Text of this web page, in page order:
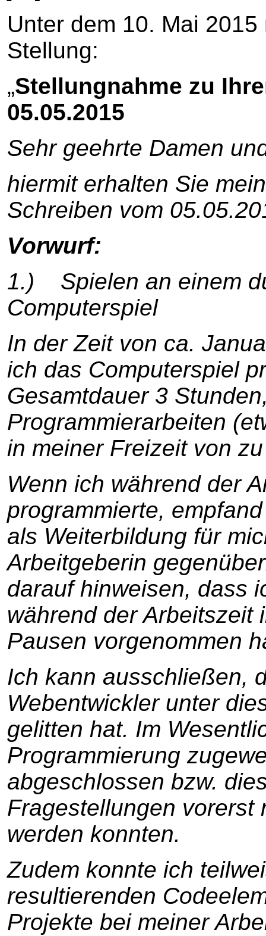
Unter dem 10. Mai
Stellung:
„Stellungnahme zu
05.05.2015
Sehr geehrte Damen
hiermit erhalten Sie
Schreiben vom
Vorwurf:
1.) Spielen an einem
Computerspiel
In der Zeit von ca.
ich das Computerspiel
Gesamtdauer 3
Programmierarbeiten
in meiner Freizeit von
Wenn ich während der
programmierte,
als Weiterbildung für
Arbeitgeberin
darauf hinweisen, dass
während der Arbeitszeit
Pausen vorgenommen
Ich kann ausschließen,
Webentwickler unter
gelitten hat. Im
Programmierung
abgeschlossen bzw.
Fragestellungen vorerst
werden konnten.
Zudem konnte ich
resultierenden
Projekte bei meiner